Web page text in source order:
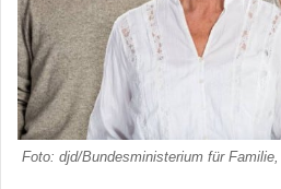
Foto: djd/Bundesministerium für